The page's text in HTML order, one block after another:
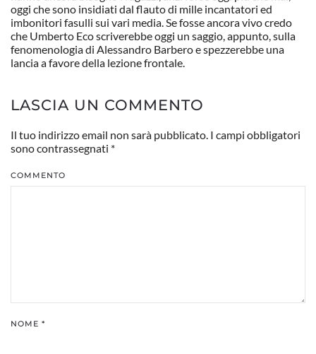
oggi che sono insidiati dal flauto di mille incantatori ed
imbonitori fasulli sui vari media. Se fosse ancora vivo credo
che Umberto Eco scriverebbe oggi un saggio, appunto, sulla
fenomenologia di Alessandro Barbero e spezzerebbe una
lancia a favore della lezione frontale.
LASCIA UN COMMENTO
Il tuo indirizzo email non sarà pubblicato. I campi obbligatori
sono contrassegnati *
COMMENTO
NOME *